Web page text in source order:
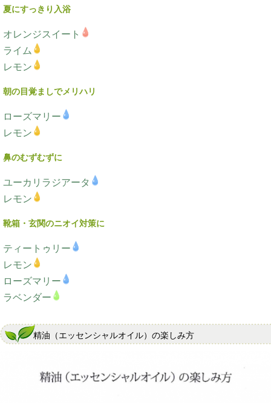
夏にすっきり入浴
オレンジスイート
ライム
レモン
朝の目覚ましでメリハリ
ローズマリー
レモン
鼻のむずむずに
ユーカリラジアータ
レモン
靴箱・玄関のニオイ対策に
ティートゥリー
レモン
ローズマリー
ラベンダー
精油（エッセンシャルオイル）の楽しみ方